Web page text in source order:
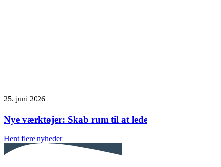
25. juni 2026
Nye værktøjer: Skab rum til at lede
Hent flere nyheder